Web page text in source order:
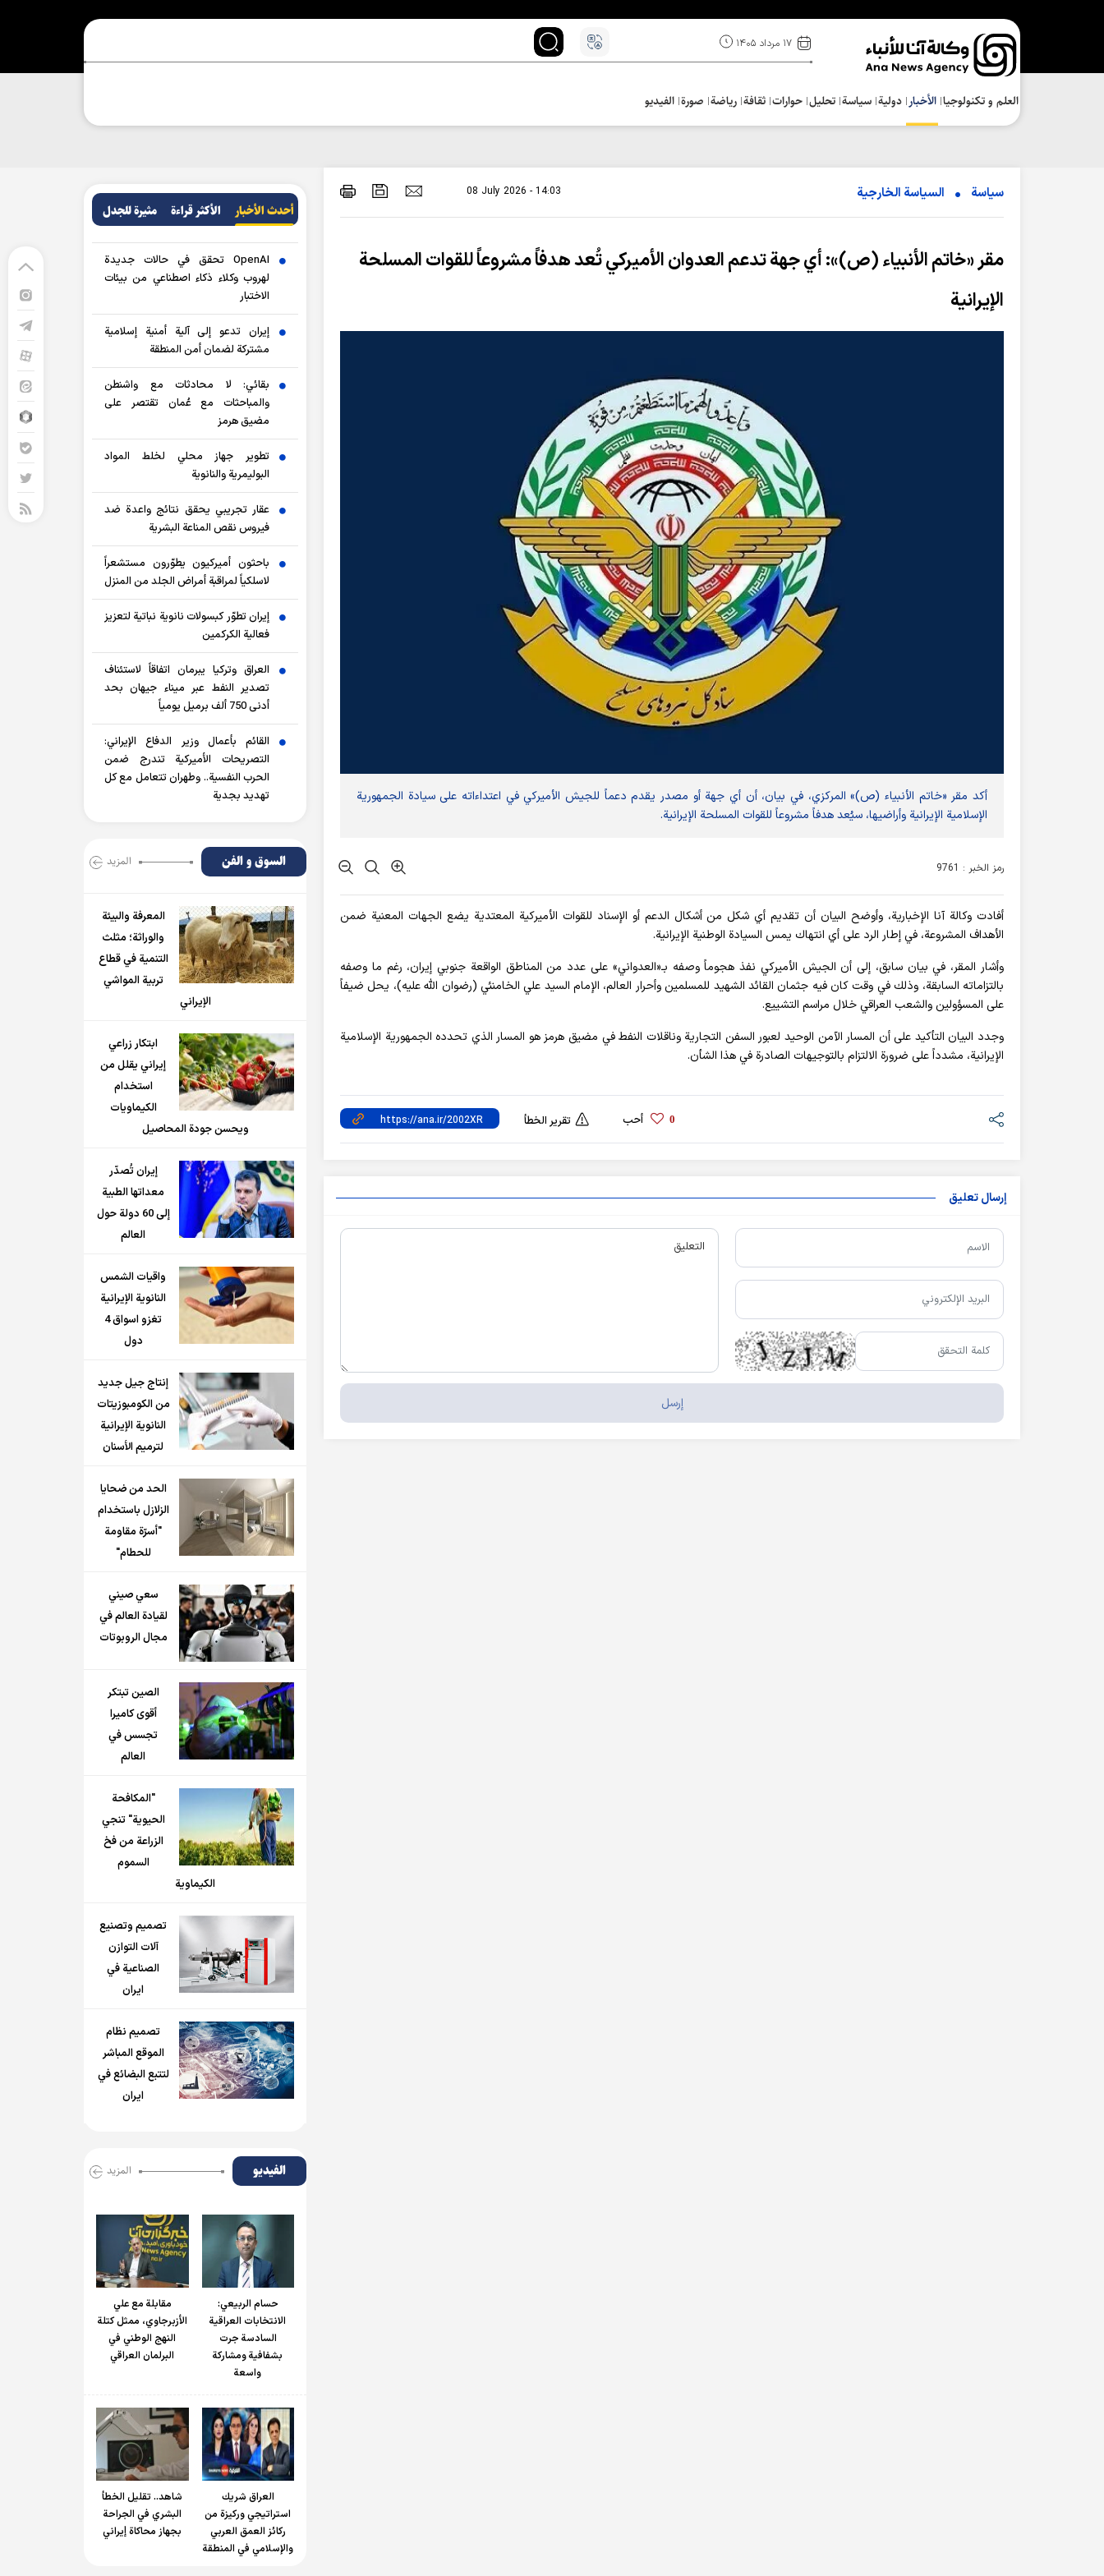
۱۷ مرداد ۱۴۰۵
العلم و تکنولوجیا الأخبار دولية سياسة تحلیل حوارات ثقافة رياضة صورة الفيديو
سياسة السیاسة الخارجیة 08 July 2026 - 14:03
مقر «خاتم الأنبياء (ص)»: أي جهة تدعم العدوان الأميركي تُعد هدفاً مشروعاً للقوات المسلحة
الإيرانية
أكد مقر «خاتم الأنبياء (ص)» المركزي، في بيان، أن أي جهة أو مصدر يقدم دعماً للجيش الأميركي في اعتداءاته على سيادة الجمهورية
الإسلامية الإيرانية وأراضيها، سيُعد هدفاً مشروعاً للقوات المسلحة الإيرانية.
رمز الخبر : 9761
أفادت وکالة آنا الإخباریة، وأوضح البيان أن تقديم أي شكل من أشكال الدعم أو الإسناد للقوات الأميركية المعتدية يضع الجهات المعنية ضمن
الأهداف المشروعة، في إطار الرد على أي انتهاك يمس السيادة الوطنية الإيرانية.
وأشار المقر، في بيان سابق، إلى أن الجيش الأميركي نفذ هجوماً وصفه بـ«العدواني» على عدد من المناطق الواقعة جنوبي إيران، رغم ما وصفه
بالتزاماته السابقة، وذلك في وقت كان فيه جثمان القائد الشهيد للمسلمين وأحرار العالم، الإمام السيد علي الخامنئي (رضوان الله عليه)، يحل ضيفاً
على المسؤولين والشعب العراقي خلال مراسم التشييع.
وجدد البيان التأكيد على أن المسار الآمن الوحيد لعبور السفن التجارية وناقلات النفط في مضيق هرمز هو المسار الذي تحدده الجمهورية الإسلامية
الإيرانية، مشدداً على ضرورة الالتزام بالتوجيهات الصادرة في هذا الشأن.
0 أحب تقرير الخطأ
إرسال تعليق
أحدث الأخبار الأکثر قراءة مثيرة للجدل
OpenAI تحقق في حالات جديدة
لهروب وكلاء ذكاء اصطناعي من بيئات
الاختبار
إيران تدعو إلى آلية أمنية إسلامية
مشتركة لضمان أمن المنطقة
بقائي: لا محادثات مع واشنطن
والمباحثات مع عُمان تقتصر على
مضيق هرمز
تطوير جهاز محلي لخلط المواد
البوليمرية والنانوية
عقار تجريبي يحقق نتائج واعدة ضد
فيروس نقص المناعة البشرية
باحثون أميركيون يطوّرون مستشعراً
لاسلكياً لمراقبة أمراض الجلد من المنزل
إيران تطوّر كبسولات نانوية نباتية لتعزيز
فعالية الكركمين
العراق وتركيا يبرمان اتفاقاً لاستئناف
تصدير النفط عبر ميناء جيهان بحد
أدنى 750 ألف برميل يومياً
القائم بأعمال وزير الدفاع الإيراني:
التصريحات الأميركية تندرج ضمن
الحرب النفسية.. وطهران تتعامل مع كل
تهديد بجدية
السوق و الفن المزید
المعرفة والبيئة
والوراثة؛ مثلث
التنمية في قطاع
تربية المواشي
الإيراني
ابتكار زراعي
إيراني يقلل من
استخدام
الكيماويات
ويحسن جودة المحاصيل
إيران تُصدّر
معداتها الطبية
إلى 60 دولة حول
العالم
واقيات الشمس
النانوية الإيرانية
تغزو اسواق 4
دول
إنتاج جيل جديد
من الكومبوزيتات
النانوية الإيرانية
لترميم الأسنان
الحد من ضحايا
الزلازل باستخدام
"أسرّة مقاومة
للحطام"
سعي صيني
لقيادة العالم في
مجال الروبوتات
الصين تبتكر
أقوى كاميرا
تجسس في
العالم
"المكافحة
الحيوية" تنجي
الزراعة من فخ
السموم
الكيماوية
تصميم وتصنيع
آلات التوازن
الصناعية في
ايران
تصميم نظام
الموقع المباشر
لتتبع البضائع في
ايران
الفیدیو المزید
حسام الربیعي:
الانتخابات العراقية
السادسة جرت
بشفافية ومشاركة
واسعة
مقابلة مع علي
الأزبرجاوي، ممثل كتلة
النهج الوطني في
البرلمان العراقي
العراق شريك
استراتيجي وركيزة من
ركائز العمق العربي
والإسلامي في المنطقة
شاهد.. تقليل الخطأ
البشري في الجراحة
بجهاز محاكاة إيراني